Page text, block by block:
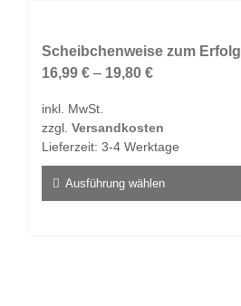
auf.
Die
können
auf
Produktseite
gewählt
Scheibchenweise zum Erfolg
16,99 € – 19,80 €
inkl. MwSt.
zzgl. Versandkosten
Lieferzeit: 3-4 Werktage
Ausführung wählen